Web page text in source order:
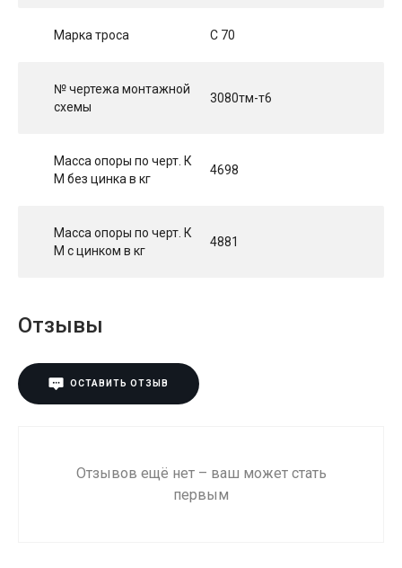
Марка троса С 70
№ чертежа монтажной
схемы
3080тм-т6
Масса опоры по черт. К
М без цинка в кг
4698
Масса опоры по черт. К
М с цинком в кг
4881
Отзывы
ОСТАВИТЬ ОТЗЫВ
Отзывов ещё нет – ваш может стать
первым